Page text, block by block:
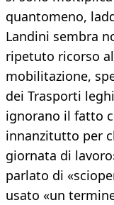
quantomeno,
Landini sembra
ripetuto ricorso
mobilitazione,
dei Trasporti
ignorano il fatto
innanzitutto per
giornata di
parlato di
usato «un